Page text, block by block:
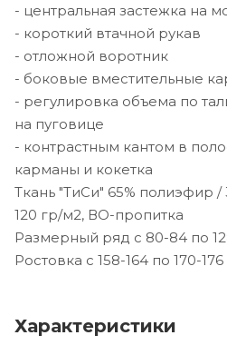
- центральная застежка на
- короткий втачной рукав
- отложной воротник
- боковые вместительные
- регулировка объема по
на пуговице
- контрастным кантом в
карманы и кокетка
Ткань "ТиСи" 65% полиэфир /
120 гр/м2, ВО-пропитка
Размерный ряд с 80-84 по
Ростовка с 158-164 по 170-176
Характеристики